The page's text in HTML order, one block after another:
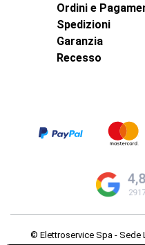
Ordini e
Spedizioni
Garanzia
Recesso
© Elettroservice Spa - Sede